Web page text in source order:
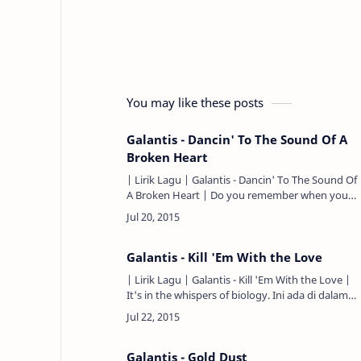
You may like these posts
Galantis - Dancin' To The Sound Of A
Broken Heart
| Lirik Lagu | Galantis - Dancin' To The Sound Of
A Broken Heart | Do you remember when you
and I were young? Apa kau ingat saat kau dan
aku masih muda dulu?…
Galantis - Kill 'Em With the Love
| Lirik Lagu | Galantis - Kill 'Em With the Love |
It's in the whispers of biology. Ini ada di dalam
bisikan-bisikan biologi. It's in my heart, it's in my
so…
Galantis - Gold Dust